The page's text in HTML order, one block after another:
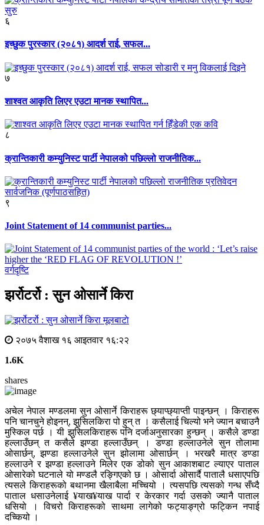
६
इच्छुक पुरस्कार (२०८१) आदर्श राई, सफल...
७
शाश्वत आकृति लिएर एउटा मानक स्थापित...
८
क्रान्तिकारी कम्युनिस्ट पार्टी नेपालको पछिल्लो राजनीतिक...
९
Joint Statement of 14 communist parties...
वर्गदृष्टि
झर्रोटर्रो : सुन ओसार्ने किरा
मूलबाटाे
२०७५ वैशाख १६ आइतवार १६:२२
1.6K
shares
अचेल नेपाल मण्डलमा सुन ओसार्ने किराहरू छ्याप्छ्याप्ती पाइन्छन् । किराहरू
पनि चानचुने होइनन्, झुसिलकिरा पो हुन् त । कसैलाई चिल्यो भने ज्यान बचाउनै
मुस्किल पर्छ । यी झुसिलकिराहरू पनि दर्जाअनुसारका हुन्छन् । कसैले डण्डा
हल्लाउँछन् त कसैले झण्डा हल्लाउँछन् । डण्डा हल्लाउनेले सुन तोलामा
ओसार्छन्, झण्डा हल्लाउनेले सुन झोलामा ओसार्छन् । भरखरै मात्र डण्डा
हल्लाउने र झण्डा हल्लाउने मिलेर एक डोको सुन आकाशबाट ल्याएर पाताल
ओसारेको घटनाले यो मण्डलै रङ्गिएको छ । ओसार्दा ओसार्दै पातालै धसाएपछि
त्यसले किराहरूको बथानमा खैलाबैला मच्चियो । त्यसपछि त्यसको गन्ध सँघ्दै
पाताल धसाउनेलाई ¥याख¥याख पार्दा र केरकार गर्दा उसको ज्यानै पाताल
धसियो । विचरो किराहरूको साथमा लागेको फट्याङ्ग्रो फट्किन नपाई
दच्कियो ।